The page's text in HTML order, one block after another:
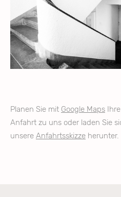
Planen Sie mit Google Maps Ihre
Anfahrt zu uns oder laden Sie
unsere Anfahrtsskizze herunter.